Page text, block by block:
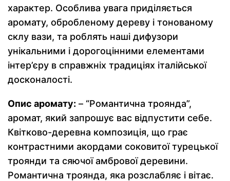
характер. Особлива увага приділяється
аромату, обробленому дереву і тонованому
склу вази, та роблять наші дифузори
унікальними і дорогоцінними елементами
інтер’єру в справжніх традиціях італійської
досконалості.
Опис аромату: – “Романтична троянда”,
аромат, який запрошує вас відпустити себе.
Квітково-деревна композиція, що грає
контрастними акордами соковитої турецької
троянди та сяючої амбрової деревини.
Романтична троянда, яка розслабляє і вітає.